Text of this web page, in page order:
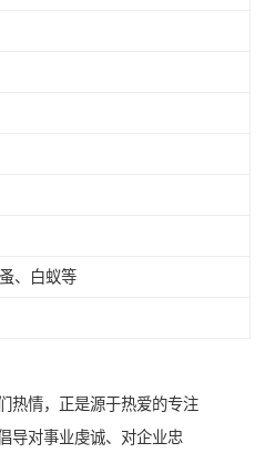
、白蚁等
热情，正是源于热爱的专注
导对事业虔诚、对企业忠